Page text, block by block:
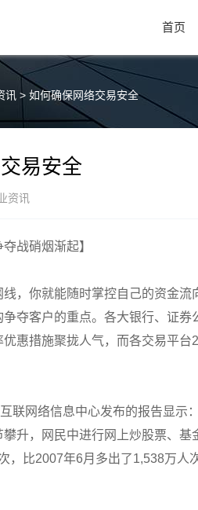
首页
讯 > 如何确保网络交易安全
易安全
资讯
战硝烟渐起】
，你就能随时掌控自己的资金流
夺客户的重点。各大银行、证
惠措施聚拢人气，而各交易平
联网络信息中心发布的报告显示
升，网民中进行网上炒股票、
，比2007年6月多出了1,538万